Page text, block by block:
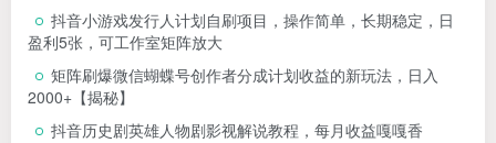
抖音小游戏发行人计划自刷项目，操作简单，长期稳定，日
盈利5张，可工作室矩阵放大
矩阵刷爆微信蝴蝶号创作者分成计划收益的新玩法，日入
2000+【揭秘】
抖音历史剧英雄人物剧影视解说教程，每月收益嘎嘎香